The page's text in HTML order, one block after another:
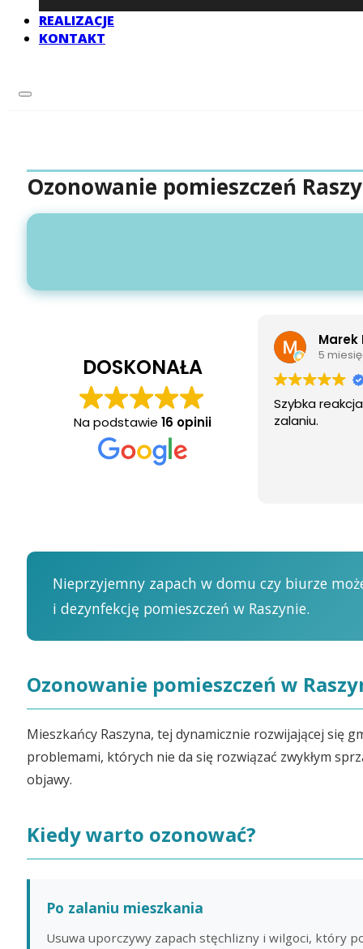
REALIZACJE
KONTAKT
Ozonowanie pomieszczeń
DOSKONAŁA
Na podstawie 16 opinii
Marek
5 miesięcy temu
Szybka reakcja i
zalaniu.
Nieprzyjemny zapach w domu czy biurze
i dezynfekcję pomieszczeń w Raszynie.
Ozonowanie pomieszczeń w
Mieszkańcy Raszyna, tej dynamicznie rozwijającej się
problemami, których nie da się rozwiązać zwykłym
objawy.
Kiedy warto ozonować?
Po zalaniu mieszkania
Usuwa uporczywy zapach stęchlizny i wilgoci, który